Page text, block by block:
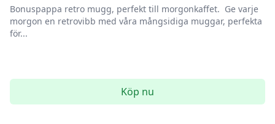
Bonuspappa retro mugg, perfekt till morgonkaffet. Ge varje
morgon en retrovibb med våra mångsidiga muggar, perfekta
för...
Köp nu